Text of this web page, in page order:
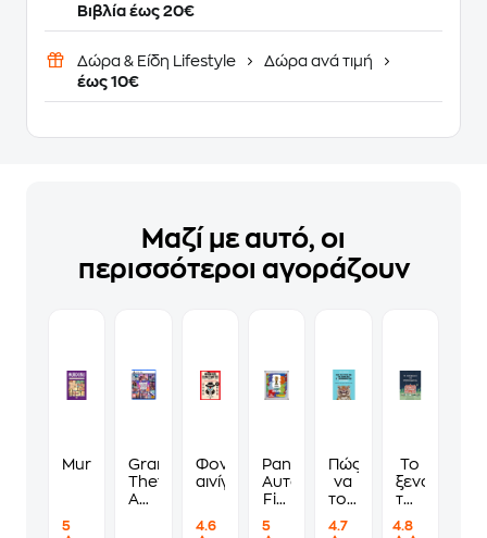
Βιβλία έως 20€
Δώρα & Είδη Lifestyle
Δώρα ανά τιμή
έως 10€
Μαζί με αυτό, οι
περισσότεροι αγοράζουν
Murdoku
5
Grand
Theft
Auto
Standard
Φονικά
αινίγματα
4.6
Panini
Αυτοκόλλητα
Fifa
Cup
5
Πώς
να
τους
να
4.7
Το
ξενοδοχείο
των
4.8